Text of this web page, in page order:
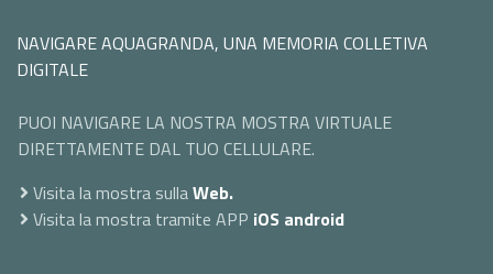
NAVIGARE AQUAGRANDA, UNA MEMORIA COLLETIVA
DIGITALE
PUOI NAVIGARE LA NOSTRA MOSTRA VIRTUALE
DIRETTAMENTE DAL TUO CELLULARE.
Visita la mostra sullaWeb.
Visita la mostra tramite APP iOS android